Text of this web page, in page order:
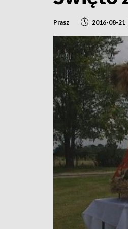
Prasz 2016-08-21